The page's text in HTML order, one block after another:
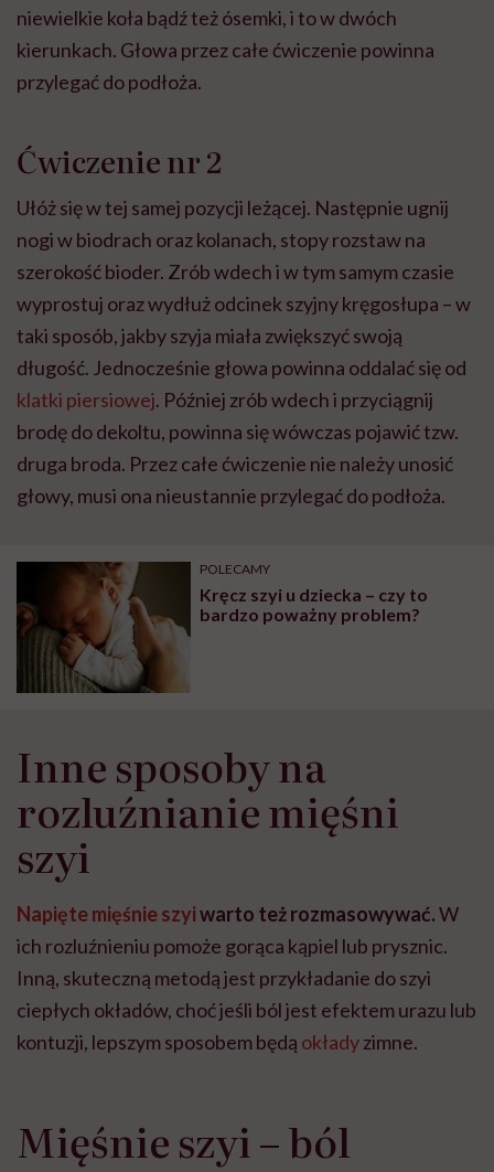
niewielkie koła bądź też ósemki, i to w dwóch
kierunkach. Głowa przez całe ćwiczenie powinna
przylegać do podłoża.
Ćwiczenie nr 2
Ułóż się w tej samej pozycji leżącej. Następnie ugnij
nogi w biodrach oraz kolanach, stopy rozstaw na
szerokość bioder. Zrób wdech i w tym samym czasie
wyprostuj oraz wydłuż odcinek szyjny kręgosłupa – w
taki sposób, jakby szyja miała zwiększyć swoją
długość. Jednocześnie głowa powinna oddalać się od
klatki piersiowej. Później zrób wdech i przyciągnij
brodę do dekoltu, powinna się wówczas pojawić tzw.
druga broda. Przez całe ćwiczenie nie należy unosić
głowy, musi ona nieustannie przylegać do podłoża.
POLECAMY
Kręcz szyi u dziecka – czy to
bardzo poważny problem?
Inne sposoby na
rozluźnianie mięśni
szyi
Napięte mięśnie szyiwarto też rozmasowywać.W
ich rozluźnieniu pomoże gorąca kąpiel lub prysznic.
Inną, skuteczną metodą jest przykładanie do szyi
ciepłych okładów, choć jeśli ból jest efektem urazu lub
kontuzji, lepszym sposobem będą okładyzimne.
Mięśnie szyi – ból